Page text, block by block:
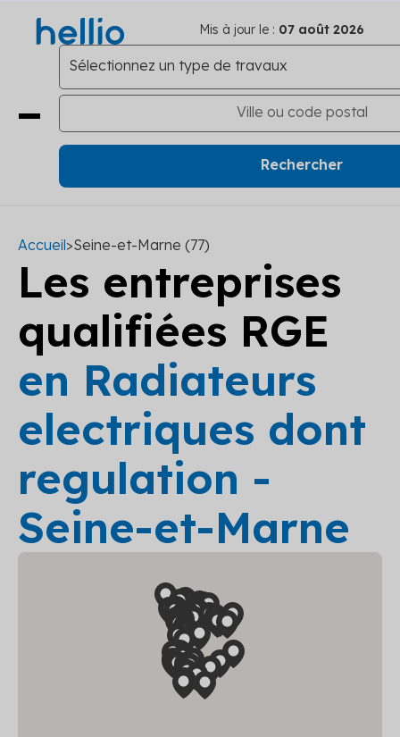
Mis à jour le : 07 août 2026
Accueil>Seine-et-Marne (77)
Les entreprises
qualifiées RGE
en Radiateurs
electriques dont
regulation -
Seine-et-Marne